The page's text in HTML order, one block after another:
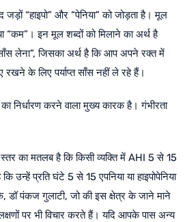
जड़ों “हाइपो” और “पेनिया” को जोड़ता है। मूल
“कम”। इन मूल शब्दों को मिलाने का अर्थ है
लेना”, जिसका अर्थ है कि आप अपने रक्त में
के लिए पर्याप्त साँस नहीं ले रहे हैं।
निर्धारण करने वाला मुख्य कारक है। गंभीरता
का मतलब है कि किसी व्यक्ति में AHI 5 से 15
उन्हें प्रति घंटे 5 से 15 एपनिया या हाइपोपेनिया
डॉ पंकज गुलाटी, जो की इस क्षेत्र के जाने माने
पर भी विचार करते हैं। यदि आपके पास अन्य